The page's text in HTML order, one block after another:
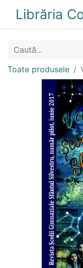
Librăria
Toate produsele